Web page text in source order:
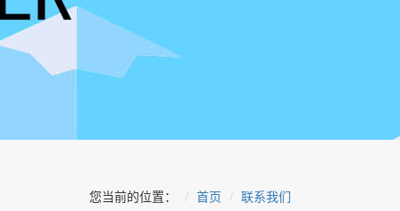
您当前的位置： 首页 联系我们